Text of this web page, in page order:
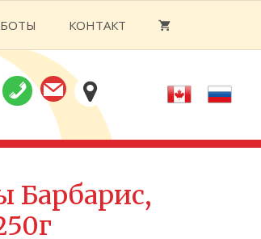
КОНТАКТ
Барбарис,